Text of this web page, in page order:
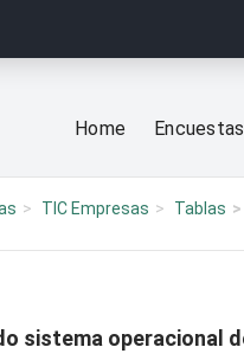
Home
TIC Empresas Tablas
sistema operacional